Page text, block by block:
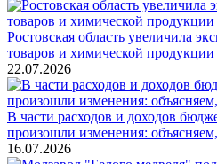
Ростовская область увеличила
товаров и химической продукции
22.07.2026
В части расходов и доходов
произошли изменения:
16.07.2026